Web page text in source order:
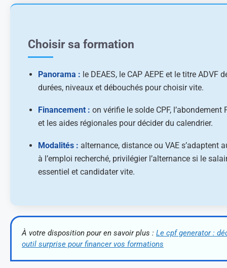
Choisir sa formation
Panorama : le DEAES, le CAP AEPE et le titre ADVF
durées, niveaux et débouchés pour choisir vite.
Financement : on vérifie le solde CPF, l’abondement
et les aides régionales pour décider du calendrier.
Modalités : alternance, distance ou VAE s’adaptent
à l’emploi recherché, privilégier l’alternance si le
essentiel et candidater vite.
À votre disposition pour en savoir plus : Le cpf generator :
outil surprise pour financer vos formations